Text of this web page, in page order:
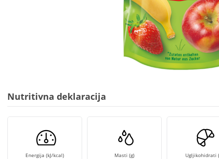
Nutritivna deklaracija
Energija (kJ/kcal) Masti (g) Ugljikohidrati